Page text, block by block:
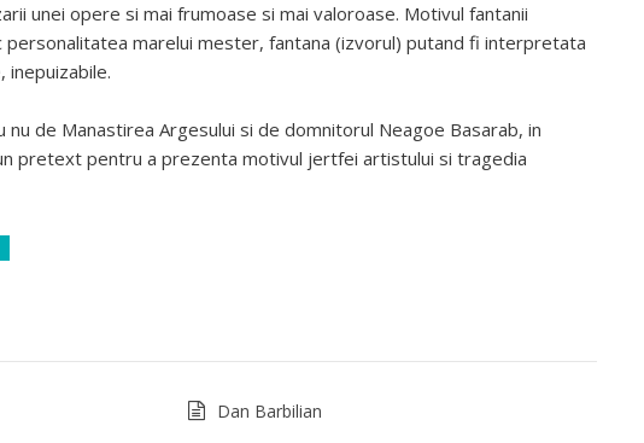
unei opere si mai frumoase si mai valoroase. Motivul fantanii
personalitatea marelui mester, fantana (izvorul) putand fi interpretata
inepuizabile.
de Manastirea Argesului si de domnitorul Neagoe Basarab, in
pretext pentru a prezenta motivul jertfei artistului si tragedia
Dan Barbilian